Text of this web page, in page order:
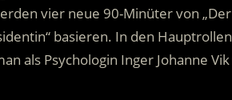
vier neue 90-Minüter von
basieren. In den
als Psychologin Inger Johanne